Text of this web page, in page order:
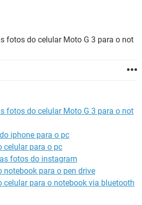
fotos do celular Moto G 3 para o not
fotos do celular Moto G 3 para o not
iphone para o pc
celular para o pc
fotos do instagram
notebook para o pen drive
celular para o notebook via bluetooth